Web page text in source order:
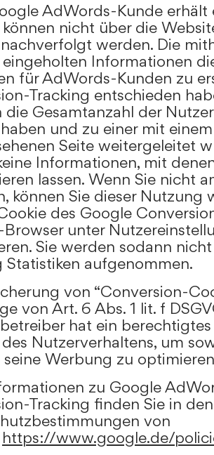
AdWords-Kunde erhält
können nicht über die
werden. Die
eingeholten Informationen
für AdWords-Kunden zu
Tracking entschieden
die Gesamtanzahl der
und zu einer mit
Seite weitergeleitet
Informationen, mit
lassen. Wenn Sie nicht
können Sie dieser Nutzung
des Google
unter
Sie werden sodann
Statistiken aufgenommen.
von “Conversion-
von Art. 6 Abs. 1 lit. f
hat ein berechtigtes
Nutzerverhaltens, um
seine Werbung zu
zu Google
Tracking finden Sie in den
von
https://www.google.de/